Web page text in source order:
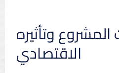
وتأثيره
الاقتصادي